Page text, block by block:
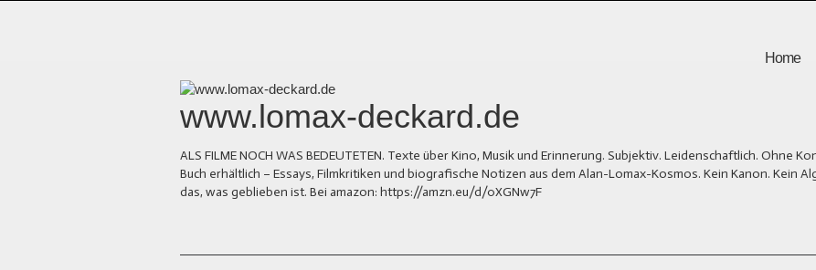
Home
www.lomax-deckard.de
ALS FILME NOCH WAS BEDEUTETEN. Texte über Kino, Musik und Erinnerung. Subjektiv. Leidenschaftlich. Ohne
Buch erhältlich – Essays, Filmkritiken und biografische Notizen aus dem Alan-Lomax-Kosmos. Kein Kanon. Kein
das, was geblieben ist. Bei amazon: https://amzn.eu/d/0XGNw7F